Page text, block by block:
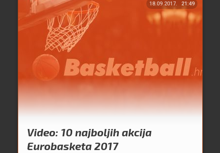
18.09.2017. 21:49
Video: 10 najboljih akcija
Eurobasketa 2017